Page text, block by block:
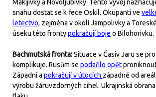
Makijivky a Novoljubivky. Tento vývoj
snahu dostat se k řece Oskil. Okupanti ve
letectvo, zejména v okolí Jampolivky a
úseku této frontypokračují boje o Bilohorivku.
Bachmutská fronta:Situace v Časiv Jaru se
komplikuje. Rusům se podařilo opět
Západní a pokračují v útocích západně od
výrobu žáruvzdorných cihel. Ukrajinská